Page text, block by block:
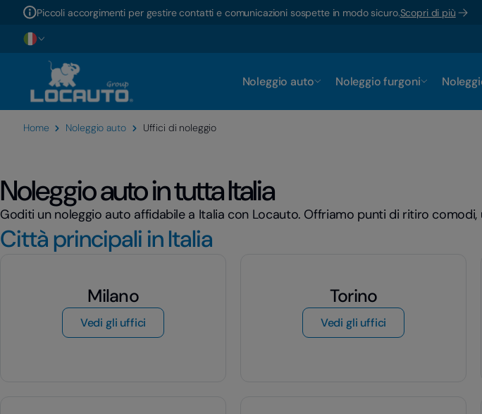
Piccoli accorgimenti per gestire contatti e comunicazioni sospette in modo sicuro.Scopri di più
Noleggio auto Noleggio furgoni
Home Noleggio auto Uffici di noleggio
Noleggio auto in tutta Italia
Goditi un noleggio auto affidabile a Italia con Locauto. Offriamo punti di ritiro comodi,
Città principali in Italia
Milano
Vedi gli uffici
Torino
Vedi gli uffici